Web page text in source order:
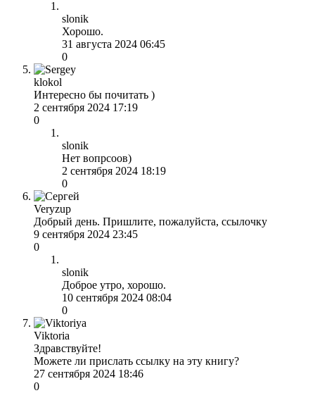
slonik
Хорошо.
31 августа 2024 06:45
0
klokol
Интересно бы почитать )
2 сентября 2024 17:19
0
slonik
Нет вопрсоов)
2 сентября 2024 18:19
0
Veryzup
Добрый день. Пришлите, пожалуйста, ссылочку
9 сентября 2024 23:45
0
slonik
Доброе утро, хорошо.
10 сентября 2024 08:04
0
Viktoria
Здравствуйте!
Можете ли прислать ссылку на эту книгу?
27 сентября 2024 18:46
0